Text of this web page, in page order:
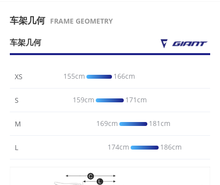
车架几何 FRAME GEOMETRY
车架几何
XS 155cm 166cm
S 159cm 171cm
M 169cm 181cm
L 174cm 186cm